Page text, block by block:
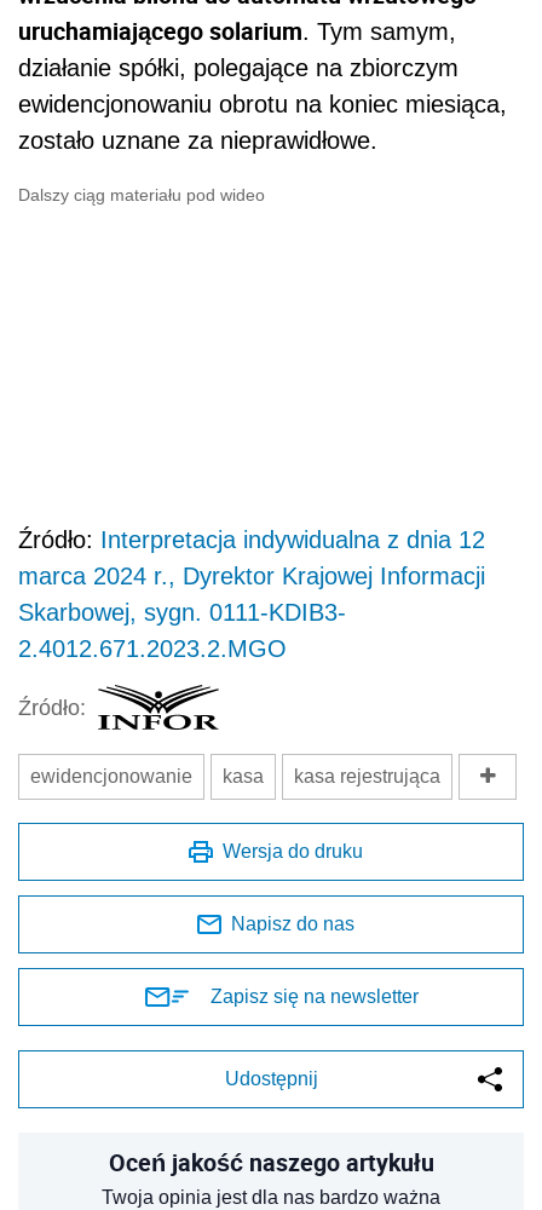
uruchamiającego solarium. Tym samym,
działanie spółki, polegające na zbiorczym
ewidencjonowaniu obrotu na koniec miesiąca,
zostało uznane za nieprawidłowe.
Dalszy ciąg materiału pod wideo
Źródło: Interpretacja indywidualna z dnia 12
marca 2024 r., Dyrektor Krajowej Informacji
Skarbowej, sygn. 0111-KDIB3-
2.4012.671.2023.2.MGO
Źródło:
ewidencjonowanie kasa kasa rejestrująca
Wersja do druku
Napisz do nas
Zapisz się na newsletter
Udostępnij
Oceń jakość naszego artykułu
Twoja opinia jest dla nas bardzo ważna